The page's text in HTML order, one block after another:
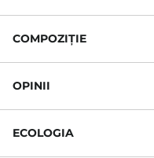
COMPOZIŢIE
OPINII
ECOLOGIA